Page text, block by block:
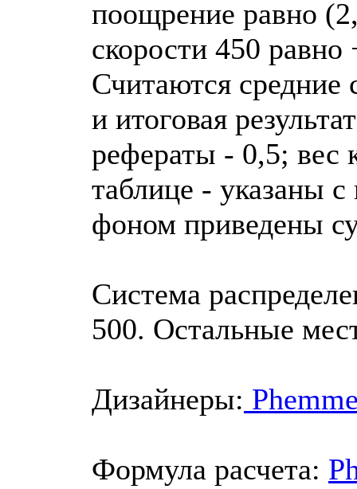
поощрение равно
скорости 450 равно
Считаются
и итоговая
рефераты - 0,5; вес
таблице - указаны
фоном приведены
Система
500. Остальные
Дизайнеры:
Формула расчета: